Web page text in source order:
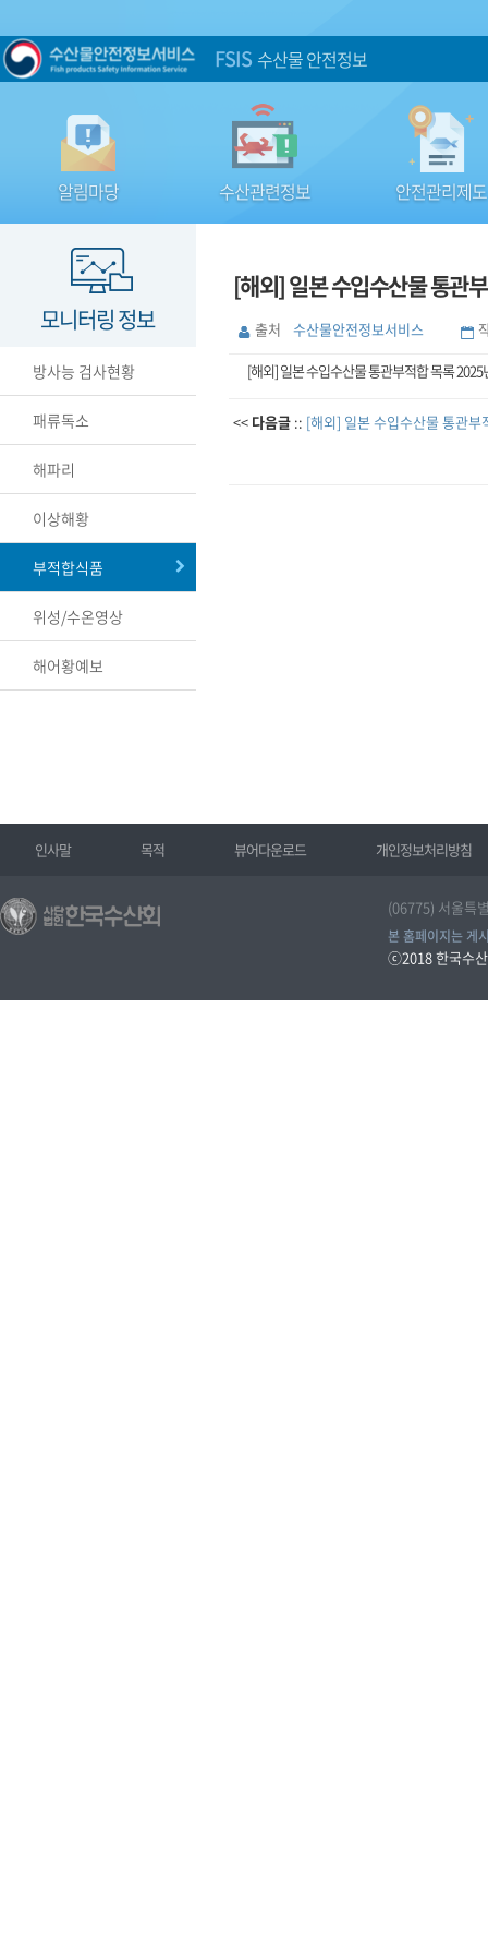
FSIS 수산물 안전정보
알림마당 수산관련정보 안전관리제도
모니터링 정보
방사능 검사현황
패류독소
해파리
이상해황
부적합식품
위성/수온영상
해어황예보
[해외] 일본 수입수산물 통관
출처 수산물안전정보서비스
[해외] 일본 수입수산물 통관부적합 목록 2025
<< 다음글 :: [해외] 일본 수입수산물 통관부
인사말 목적 뷰어다운로드 개인정보처리방침
(06775) 서울특
본 홈페이지는 게
ⓒ2018한국수